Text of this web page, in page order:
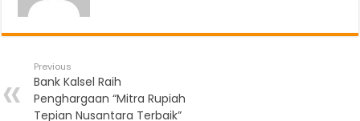
Previous
Bank Kalsel Raih
Penghargaan “Mitra Rupiah
Tepian Nusantara Terbaik”